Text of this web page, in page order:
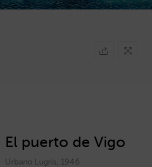
El puerto de Vigo
Urbano Lugrís, 1946